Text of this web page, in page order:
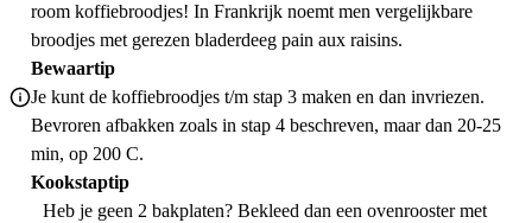
room koffiebroodjes! In Frankrijk noemt men vergelijkbare
broodjes met gerezen bladerdeeg pain aux raisins.
Bewaartip
Je kunt de koffiebroodjes t/m stap 3 maken en dan invriezen.
Bevroren afbakken zoals in stap 4 beschreven, maar dan 20-25
min, op 200 C.
Kookstaptip
Heb je geen 2 bakplaten? Bekleed dan een ovenrooster met